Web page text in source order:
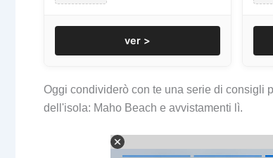
ver >
Oggi condividerò con te una serie di consigli
dell'isola: Maho Beach e avvistamenti lì.